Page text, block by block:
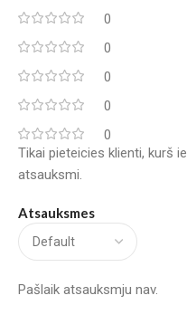
0
0
0
0
0
Atsauksmes
Pašlaik atsauksmju nav.
Tikai pieteicies klienti, kurš
atsauksmi.